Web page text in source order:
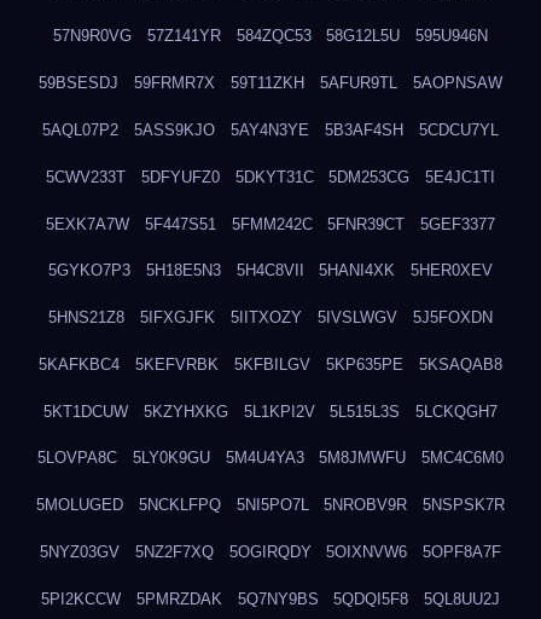
57N9R0VG 57Z141YR 584ZQC53 58G12L5U 595U946N
59BSESDJ 59FRMR7X 59T11ZKH 5AFUR9TL 5AOPNSAW
5AQL07P2 5ASS9KJO 5AY4N3YE 5B3AF4SH 5CDCU7YL
5CWV233T 5DFYUFZ0 5DKYT31C 5DM253CG 5E4JC1TI
5EXK7A7W 5F447S51 5FMM242C 5FNR39CT 5GEF3377
5GYKO7P3 5H18E5N3 5H4C8VII 5HANI4XK 5HER0XEV
5HNS21Z8 5IFXGJFK 5IITXOZY 5IVSLWGV 5J5FOXDN
5KAFKBC4 5KEFVRBK 5KFBILGV 5KP635PE 5KSAQAB8
5KT1DCUW 5KZYHXKG 5L1KPI2V 5L515L3S 5LCKQGH7
5LOVPA8C 5LY0K9GU 5M4U4YA3 5M8JMWFU 5MC4C6M0
5MOLUGED 5NCKLFPQ 5NI5PO7L 5NROBV9R 5NSPSK7R
5NYZ03GV 5NZ2F7XQ 5OGIRQDY 5OIXNVW6 5OPF8A7F
5PI2KCCW 5PMRZDAK 5Q7NY9BS 5QDQI5F8 5QL8UU2J